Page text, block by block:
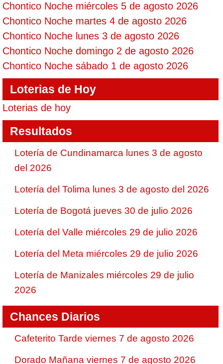
Chontico Noche miércoles 5 de agosto 2026
Chontico Noche martes 4 de agosto 2026
Chontico Noche lunes 3 de agosto 2026
Chontico Noche domingo 2 de agosto 2026
Chontico Noche sábado 1 de agosto 2026
Loterias de Hoy
Loterias de hoy
Resultados
Lotería de Cundinamarca lunes 3 de agosto
del 2026
Lotería del Tolima lunes 3 de agosto del 2026
Lotería de Bogotá jueves 30 de julio 2026
Lotería del Valle miércoles 29 de julio 2026
Lotería del Meta miércoles 29 de julio 2026
Lotería de Manizales miércoles 29 de julio
2026
Chances Diarios
Cafeterito Tarde viernes 7 de agosto 2026
Dorado Mañana viernes 7 de agosto 2026